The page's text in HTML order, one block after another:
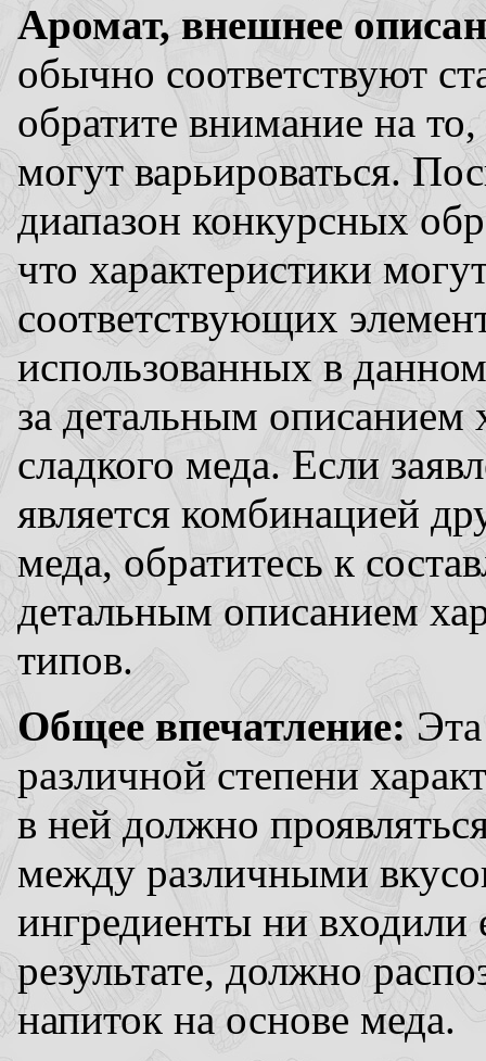
Аромат, внешнее
обычно соответствуют
обратите внимание на
могут варьироваться.
диапазон конкурсных
что характеристики
соответствующих
использованных в
за детальным описанием
сладкого меда. Если
является комбинацией
меда, обратитесь к
детальным описанием
типов.
Общее впечатление:
различной степени
в ней должно
между различными
ингредиенты ни входили
результате, должно
напиток на основе меда.